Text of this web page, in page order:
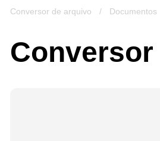
Conversor de arquivo / Documentos
Conversor